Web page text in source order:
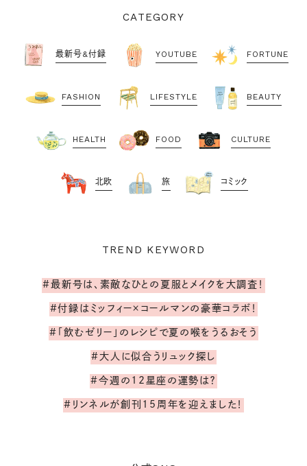
CATEGORY
最新号&付録 YOUTUBE FORTUNE
FASHION LIFESTYLE BEAUTY
HEALTH FOOD CULTURE
北欧 旅 コミック
TREND KEYWORD
#最新号は、素敵なひとの夏服とメイクを大調査！
#付録はミッフィー×コールマンの豪華コラボ！
#「飲むゼリー」のレシピで夏の喉をうるおそう
#大人に似合うリュック探し
#今週の12星座の運勢は？
#リンネルが創刊15周年を迎えました！